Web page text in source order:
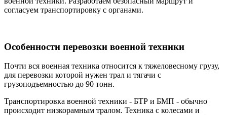
согласуем транспортировку с органами.
Особенности перевозки военной техники
Почти вся военная техника относится к тяжеловесному грузу,
для перевозки которой нужен трал и тягачи с
грузоподъемностью до 90 тонн.
Транспортировка военной техники - БТР и БМП - обычно
происходит низкорамным тралом. Техника с колесами и